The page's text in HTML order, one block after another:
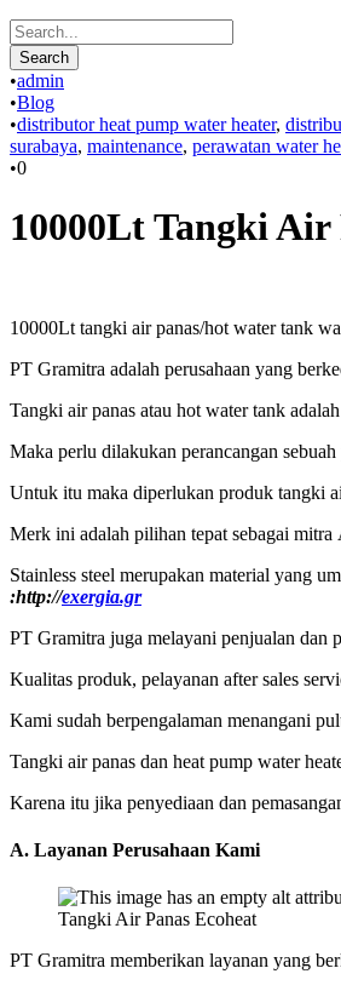
•admin
•Blog
•distributor heat pump water heater,
surabaya, maintenance, perawatan water
•0
10000Lt Tangki Air
10000Lt tangki air panas/hot water tank
PT Gramitra adalah perusahaan yang
Tangki air panas atau hot water tank
Maka perlu dilakukan perancangan
Untuk itu maka diperlukan produk tangki
Merk ini adalah pilihan tepat sebagai mitra
Stainless steel merupakan material yang
:http://exergia.gr
PT Gramitra juga melayani penjualan dan
Kualitas produk, pelayanan after sales
Kami sudah berpengalaman menangani
Tangki air panas dan heat pump water
Karena itu jika penyediaan dan
A. Layanan Perusahaan Kami
Tangki Air Panas Ecoheat
PT Gramitra memberikan layanan yang